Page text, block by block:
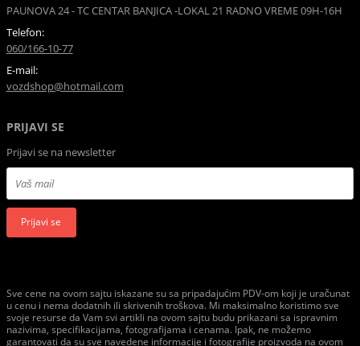
PAUNOVA 24 - TC CENTAR BANJICA -LOKAL 21 RADNO VREME 09H-16H
Telefon:
060/166-10-77
E-mail:
vozdshop@hotmail.com
PRIJAVI SE
Prijavi se na newsletter
Prijavi se
Sve cene na ovom sajtu iskazane su sa pripadajućim PDV-om koji je uračunat
u cenu i nema dodatnih ili skrivenih troškova. Mi maksimalno koristimo sve
svoje resurse da Vam svi artikli na ovom sajtu budu prikazani sa ispravnim
nazivima, specifikacijama, fotografijama i cenama. Ipak, ne možemo
garantovati da su sve navedene informacije i fotografije proizvoda na ovom